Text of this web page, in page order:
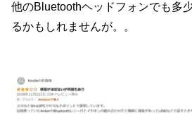
他のBluetoothヘッドフォンでも多
るかもしれませんが。。